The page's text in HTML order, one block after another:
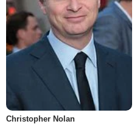
Christopher Nolan